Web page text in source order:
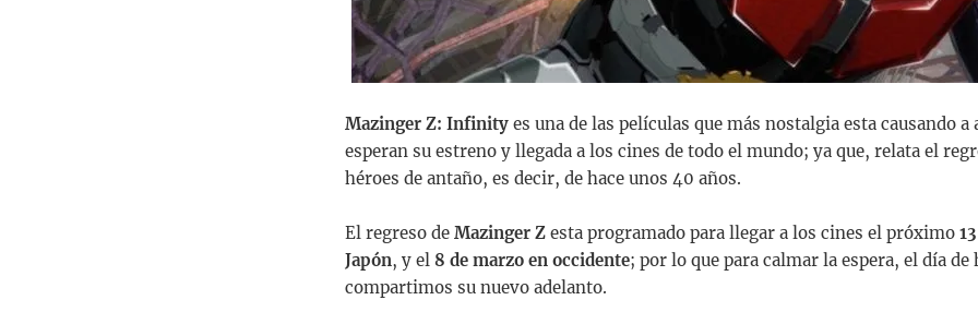
Mazinger Z: Infinity es una de las películas que más nostalgia esta causando a
esperan su estreno y llegada a los cines de todo el mundo; ya que, relata el
héroes de antaño, es decir, de hace unos 40 años.
El regreso de Mazinger Z esta programado para llegar a los cines el próximo
Japón, y el 8 de marzo en occidente; por lo que para calmar la espera, el día de
compartimos su nuevo adelanto.